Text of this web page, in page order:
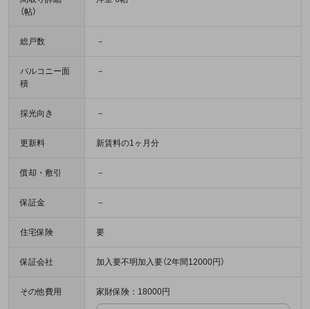
（帖）
総戸数 －
バルコニー面
積
－
採光向き －
更新料 新賃料の1ヶ月分
償却・敷引 －
保証金 －
住宅保険 要
保証会社 加入要不明加入要（2年間12000円）
その他費用 家財保険：18000円